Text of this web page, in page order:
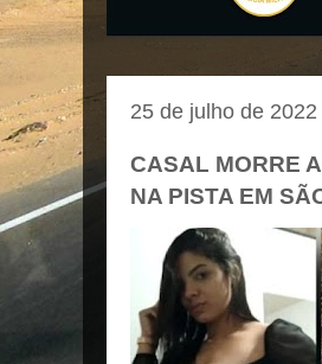
25 de julho de 2022
CASAL MORRE
NA PISTA EM